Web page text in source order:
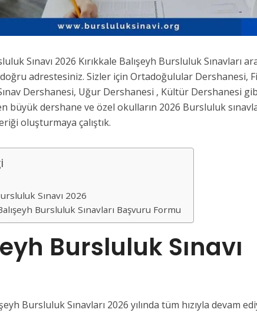
Sınavı 2026 Kırıkkale Balışeyh Bursluluk Sınavları
doğru adrestesiniz. Sizler için Ortadoğulular Dershanesi,
Dershanesi, Uğur Dershanesi , Kültür Dershanesi
büyük dershane ve özel okulların 2026 Bursluluk
oluşturmaya çalıştık.
Sınavı 2026
Bursluluk Sınavları Başvuru Formu
Bursluluk Sınavı
Bursluluk Sınavları 2026 yılında tüm hızıyla devam